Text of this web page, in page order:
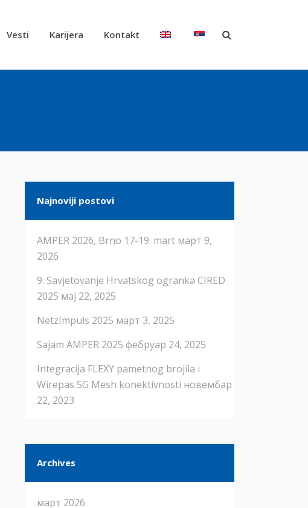
Vesti Karijera Kontakt
Najnoviji postovi
AMPER 2026, Brno 17-19. mart март 9,
2026
9. Savjetovanje Hrvatskog ogranka CIRED
2025 мај 22, 2025
NetzImpuls 2025 март 3, 2025
Sajam AMPER 2025 фебруар 24, 2025
Integracija FLEXY pametnog brojila i
Wirepas 5G Mesh konektivnosti новембар
22, 2023
Archives
март 2026